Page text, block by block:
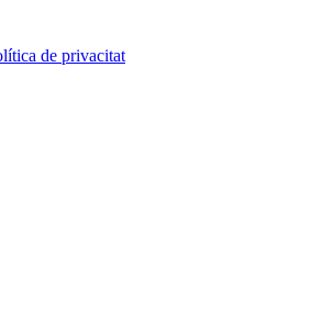
de privacitat